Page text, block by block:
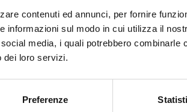
contenuti ed annunci, per fornire
informazioni sul modo in cui utilizza il
media, i quali potrebbero combinarle
dei loro servizi.
Preferenze